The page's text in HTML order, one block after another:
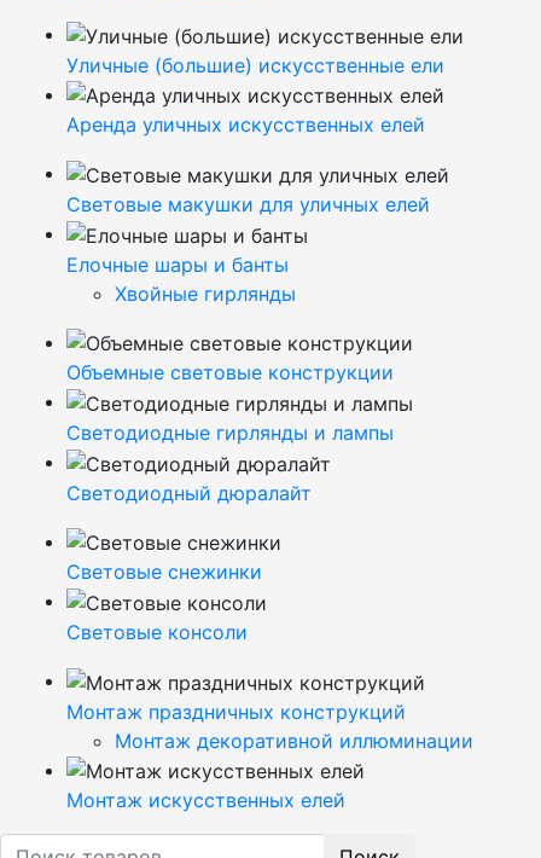
Уличные (большие) искусственные ели
Аренда уличных искусственных елей
Световые макушки для уличных елей
Елочные шары и банты
Хвойные гирлянды
Объемные световые конструкции
Светодиодные гирлянды и лампы
Светодиодный дюралайт
Световые снежинки
Световые консоли
Монтаж праздничных конструкций
Монтаж декоративной иллюминации
Монтаж искусственных елей